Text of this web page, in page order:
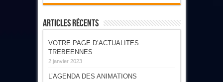
Articles Récents
VOTRE PAGE D’ACTUALITES
TREBEENNES
2 janvier 2023
L’AGENDA DES ANIMATIONS